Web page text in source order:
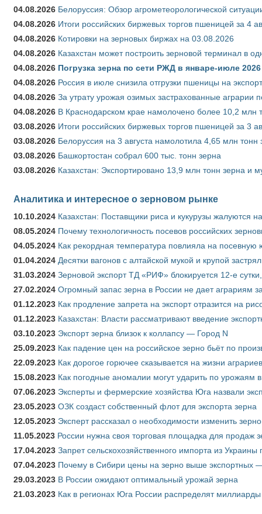
04.08.2026 Белоруссия: Обзор агрометеорологической
04.08.2026 Итоги российских биржевых торгов пшеницей за 4
04.08.2026 Котировки на зерновых биржах на 03.08.2026
04.08.2026 Казахстан может построить зерновой терминал в
04.08.2026 Погрузка зерна по сети РЖД в январе-июле
04.08.2026 Россия в июле снизила отгрузки пшеницы на
04.08.2026 За утрату урожая озимых застрахованные аграрии
04.08.2026 В Краснодарском крае намолочено более 10,2 млн
03.08.2026 Итоги российских биржевых торгов пшеницей за 3
03.08.2026 Белоруссия на 3 августа намолотила 4,65 млн тонн
03.08.2026 Башкортостан собрал 600 тыс. тонн зерна
03.08.2026 Казахстан: Экспортировано 13,9 млн тонн зерна и
Аналитика и интересное о зерновом рынке
10.10.2024 Казахстан: Поставщики риса и кукурузы жалуются
08.05.2024 Почему технологичность посевов российских
04.05.2024 Как рекордная температура повлияла на
01.04.2024 Десятки вагонов с алтайской мукой и крупой
31.03.2024 Зерновой экспорт ТД «РИФ» блокируется 12-е
27.02.2024 Огромный запас зерна в России не дает аграриям
01.12.2023 Как продление запрета на экспорт отразится на
01.12.2023 Казахстан: Власти рассматривают введение
03.10.2023 Экспорт зерна близок к коллапсу — Город N
25.09.2023 Как падение цен на российское зерно бьёт по
22.09.2023 Как дорогое горючее сказывается на жизни аграриев
15.08.2023 Как погодные аномалии могут ударить по урожаям
07.06.2023 Эксперты и фермерские хозяйства Юга назвали
23.05.2023 ОЗК создаст собственный флот для экспорта зерна
12.05.2023 Эксперт рассказал о необходимости изменить
11.05.2023 России нужна своя торговая площадка для продаж
17.04.2023 Запрет сельскохозяйственного импорта из
07.04.2023 Почему в Сибири цены на зерно выше экспортных
29.03.2023 В России ожидают оптимальный урожай зерна
21.03.2023 Как в регионах Юга России распределят